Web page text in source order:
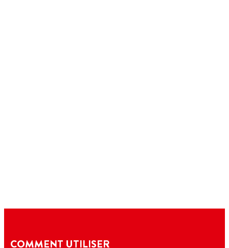
COMMENT UTILISER